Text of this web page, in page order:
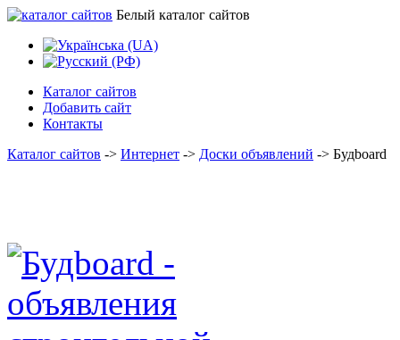
Белый каталог сайтов
Каталог сайтов
Добавить сайт
Контакты
Каталог сайтов -> Интернет -> Доски объявлений -> Будboard